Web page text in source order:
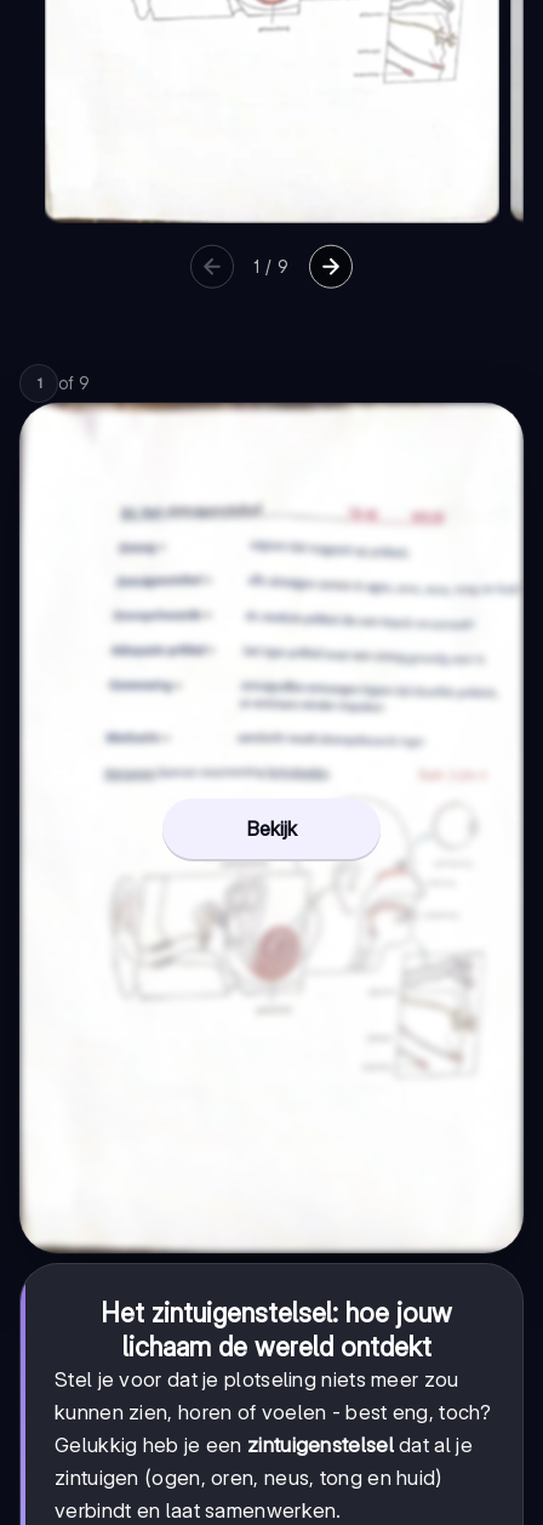
1 /9
1 of 9
Bekijk
Het zintuigenstelsel: hoe jouw
lichaam de wereld ontdekt
Stel je voor dat je plotseling niets meer zou
kunnen zien, horen of voelen - best eng, toch?
Gelukkig heb je een zintuigenstelseldat al je
zintuigen (ogen, oren, neus, tong en huid)
verbindt en laat samenwerken.